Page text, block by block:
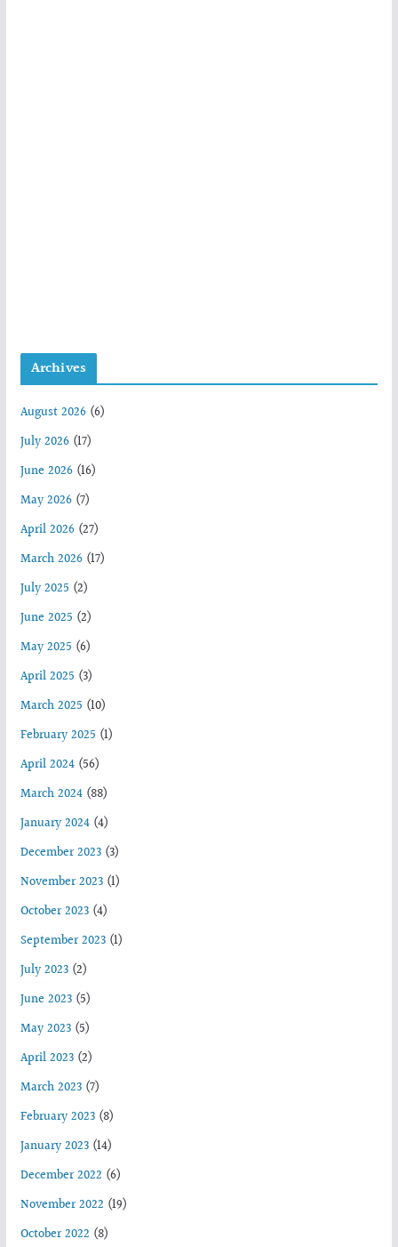
Archives
August 2026(6)
July 2026(17)
June 2026(16)
May 2026(7)
April 2026(27)
March 2026(17)
July 2025 (2)
June 2025 (2)
May 2025 (6)
April 2025 (3)
March 2025 (10)
February 2025 (1)
April 2024(56)
March 2024(88)
January 2024(4)
December 2023(3)
November 2023(1)
October 2023(4)
September 2023(1)
July 2023(2)
June 2023(5)
May 2023(5)
April 2023(2)
March 2023(7)
February 2023(8)
January 2023(14)
December 2022 (6)
November 2022 (19)
October 2022 (8)